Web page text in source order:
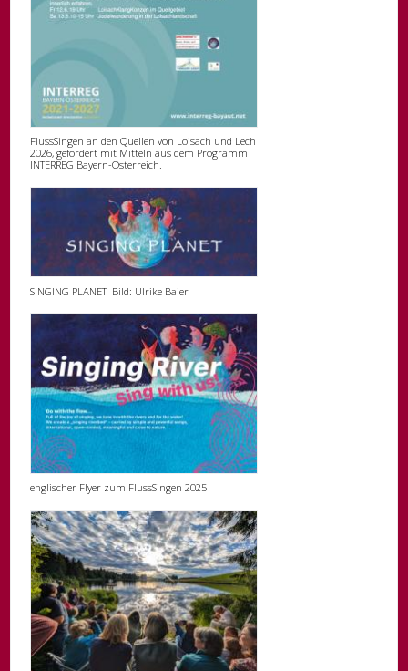
FlussSingen an den Quellen von Loisach und Lech
2026, gefördert mit Mitteln aus dem Programm
INTERREG Bayern-Österreich.
SINGING PLANET Bild: Ulrike Baier
englischer Flyer zum FlussSingen 2025